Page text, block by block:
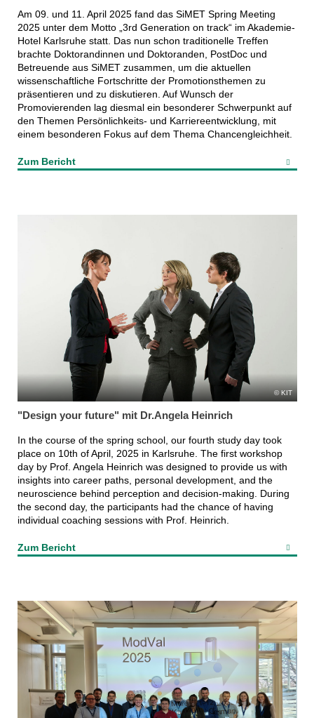
Am 09. und 11. April 2025 fand das SiMET Spring Meeting
2025 unter dem Motto „3rd Generation on track“ im Akademie-
Hotel Karlsruhe statt. Das nun schon traditionelle Treffen
brachte Doktorandinnen und Doktoranden, PostDoc und
Betreuende aus SiMET zusammen, um die aktuellen
wissenschaftliche Fortschritte der Promotionsthemen zu
präsentieren und zu diskutieren. Auf Wunsch der
Promovierenden lag diesmal ein besonderer Schwerpunkt auf
den Themen Persönlichkeits- und Karriereentwicklung, mit
einem besonderen Fokus auf dem Thema Chancengleichheit.
Zum Bericht
KIT
"Design your future" mit Dr.Angela Heinrich
In the course of the spring school, our fourth study day took
place on 10th of April, 2025 in Karlsruhe. The first workshop
day by Prof. Angela Heinrich was designed to provide us with
insights into career paths, personal development, and the
neuroscience behind perception and decision-making. During
the second day, the participants had the chance of having
individual coaching sessions with Prof. Heinrich.
Zum Bericht